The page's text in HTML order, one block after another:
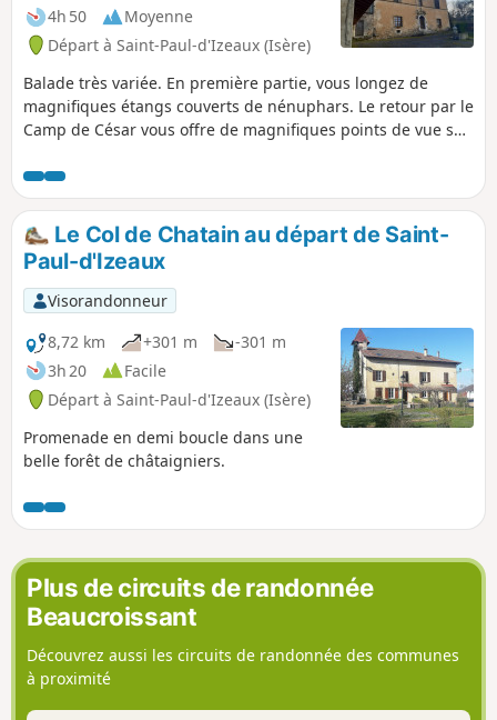
4h 50
Moyenne
Départ à Saint-Paul-d'Izeaux (Isère)
Balade très variée. En première partie, vous longez de
magnifiques étangs couverts de nénuphars. Le retour par le
Camp de César vous offre de magnifiques points de vue sur
Le Col de Chatain au départ de Saint-
Paul-d'Izeaux
Visorandonneur
8,72 km
+301 m
-301 m
3h 20
Facile
Départ à Saint-Paul-d'Izeaux (Isère)
Promenade en demi boucle dans une
belle forêt de châtaigniers.
Plus de circuits de randonnée
Beaucroissant
Découvrez aussi les circuits de randonnée des communes
à proximité